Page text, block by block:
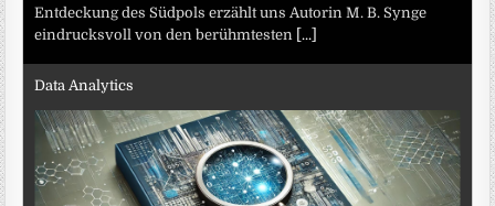
Entdeckung des Südpols erzählt uns Autorin M. B. Synge
eindrucksvoll von den berühmtesten
[...]
Data Analytics